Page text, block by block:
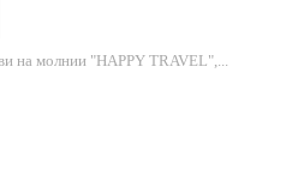
на молнии "HAPPY TRAVEL",...